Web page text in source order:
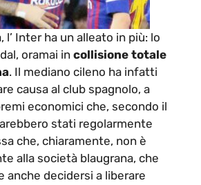
Inter ha un alleato in più: lo
oramai in collisione totale
. Il mediano cileno ha infatti
causa al club spagnolo, a
economici che, secondo il
stati regolarmente
che, chiaramente, non è
alla società blaugrana, che
anche decidersi a liberare